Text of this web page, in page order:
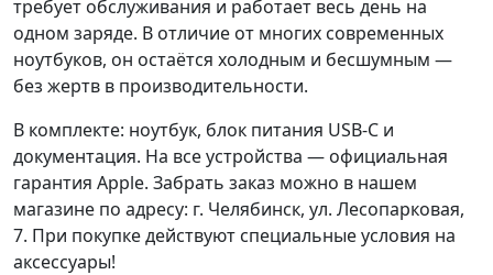
требует обслуживания и работает весь день на
одном заряде. В отличие от многих современных
ноутбуков, он остаётся холодным и бесшумным —
без жертв в производительности.
В комплекте: ноутбук, блок питания USB-C и
документация. На все устройства — официальная
гарантия Apple. Забрать заказ можно в нашем
магазине по адресу: г. Челябинск, ул. Лесопарковая,
7. При покупке действуют специальные условия на
аксессуары!